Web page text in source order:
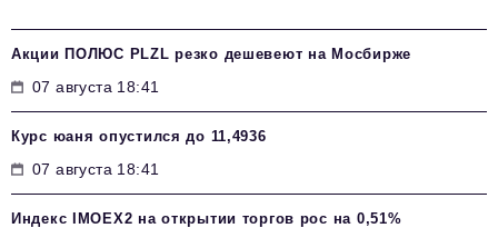
Акции ПОЛЮС PLZL резко дешевеют на Мосбирже
07 августа 18:41
Курс юаня опустился до 11,4936
07 августа 18:41
Индекс IMOEX2 на открытии торгов рос на 0,51%